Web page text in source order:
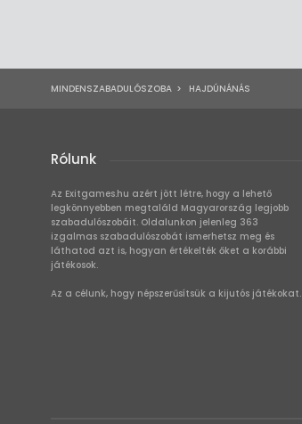
MINDENSZABADULÓSZOBA > HAJDÚNÁNÁS
Rólunk
Az Exitgames.hu azért jött létre, hogy a lehető
legkönnyebben megtaláld Magyarország legjobb
szabadulószobáit. Oldalunkon jelenleg 363
izgalmas szabadulószobát ismerhetsz meg és
láthatod azt is, hogyan értékelték őket a korábbi
játékosok.
Az a célunk, hogy népszerűsítsük a kijutós játékokat.